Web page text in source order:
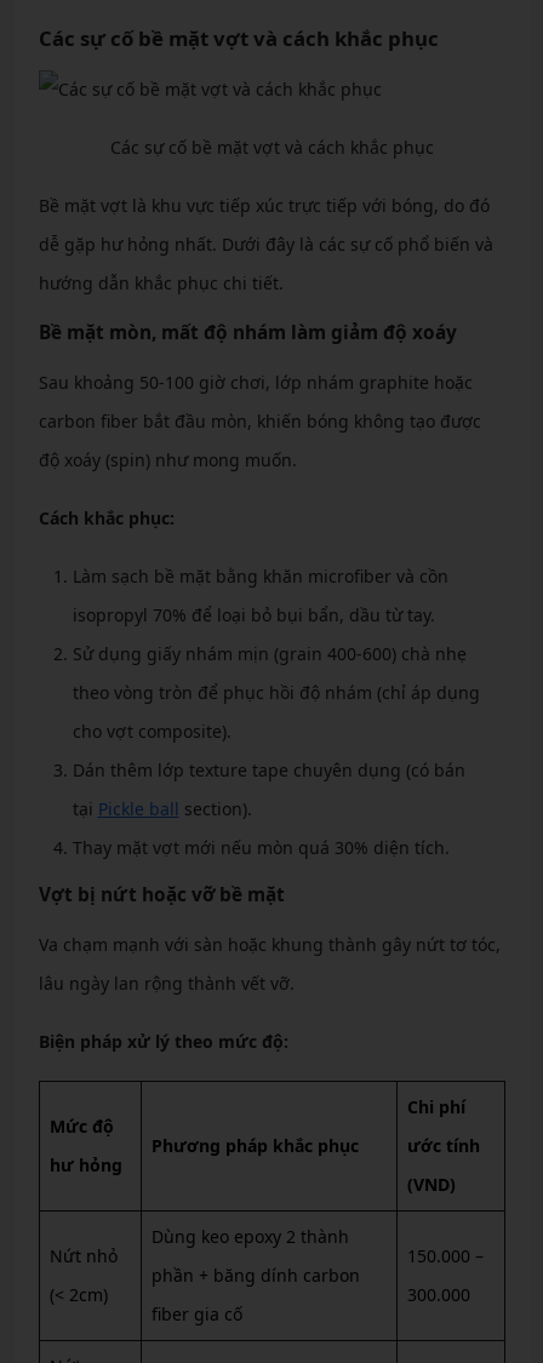
Các sự cố bề mặt vợt và cách khắc phục
Các sự cố bề mặt vợt và cách khắc phục
Bề mặt vợt là khu vực tiếp xúc trực tiếp với bóng, do đó
dễ gặp hư hỏng nhất. Dưới đây là các sự cố phổ biến và
hướng dẫn khắc phục chi tiết.
Bề mặt mòn, mất độ nhám làm giảm độ xoáy
Sau khoảng 50-100 giờ chơi, lớp nhám graphite hoặc
carbon fiber bắt đầu mòn, khiến bóng không tạo được
độ xoáy (spin) như mong muốn.
Cách khắc phục:
Làm sạch bề mặt bằng khăn microfiber và cồn
isopropyl 70% để loại bỏ bụi bẩn, dầu từ tay.
Sử dụng giấy nhám mịn (grain 400-600) chà nhẹ
theo vòng tròn để phục hồi độ nhám (chỉ áp dụng
cho vợt composite).
Dán thêm lớp texture tape chuyên dụng (có bán
tại Pickle ball section).
Thay mặt vợt mới nếu mòn quá 30% diện tích.
Vợt bị nứt hoặc vỡ bề mặt
Va chạm mạnh với sàn hoặc khung thành gây nứt tơ tóc,
lâu ngày lan rộng thành vết vỡ.
Biện pháp xử lý theo mức độ:
Mức độ
hư hỏng
Phương pháp khắc phục
Chi phí
ước tính
(VND)
Nứt nhỏ
(< 2cm)
Dùng keo epoxy 2 thành
phần + băng dính carbon
fiber gia cố
150.000 –
300.000